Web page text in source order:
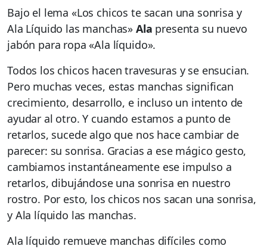
Bajo el lema «Los chicos te sacan una sonrisa y
Ala Líquido las manchas» Ala presenta su nuevo
jabón para ropa «Ala líquido».
Todos los chicos hacen travesuras y se ensucian.
Pero muchas veces, estas manchas significan
crecimiento, desarrollo, e incluso un intento de
ayudar al otro. Y cuando estamos a punto de
retarlos, sucede algo que nos hace cambiar de
parecer: su sonrisa. Gracias a ese mágico gesto,
cambiamos instantáneamente ese impulso a
retarlos, dibujándose una sonrisa en nuestro
rostro. Por esto, los chicos nos sacan una sonrisa,
y Ala líquido las manchas.
Ala líquido remueve manchas difíciles como